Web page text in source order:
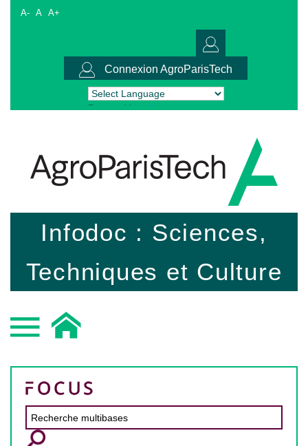
A- A A+
Connexion AgroParisTech
Powered by Translate
Infodoc : Sciences,
Techniques et Culture